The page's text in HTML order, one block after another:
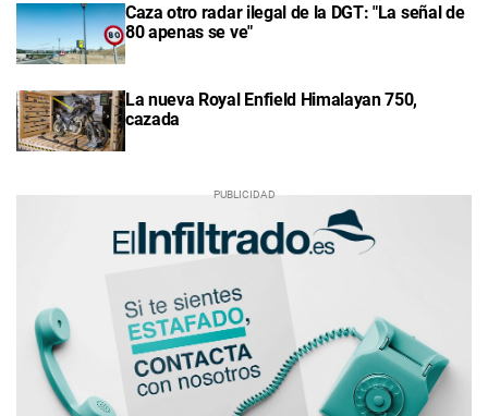
Caza otro radar ilegal de la DGT: "La señal de
80 apenas se ve"
La nueva Royal Enfield Himalayan 750,
cazada